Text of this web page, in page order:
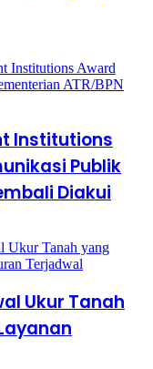
Institutions
Publik
Diakui
Ukur Tanah